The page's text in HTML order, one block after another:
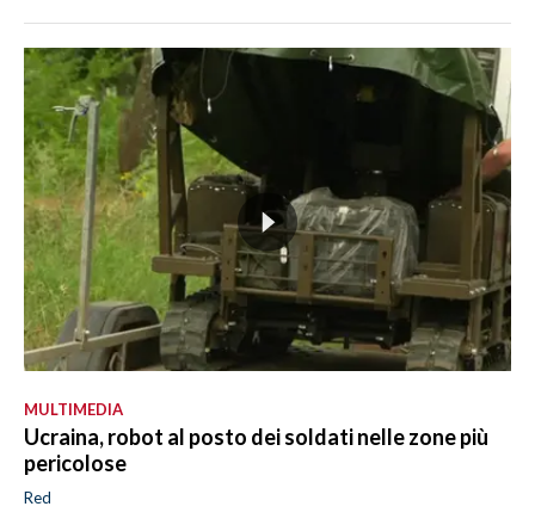
MULTIMEDIA
Ucraina, robot al posto dei soldati nelle zone più
pericolose
Red